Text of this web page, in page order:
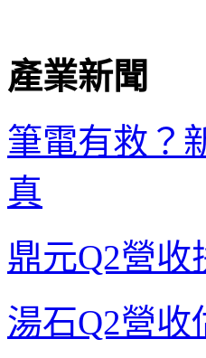
產業新聞
筆電有救？
真
鼎元Q2營收
湯石Q2營收